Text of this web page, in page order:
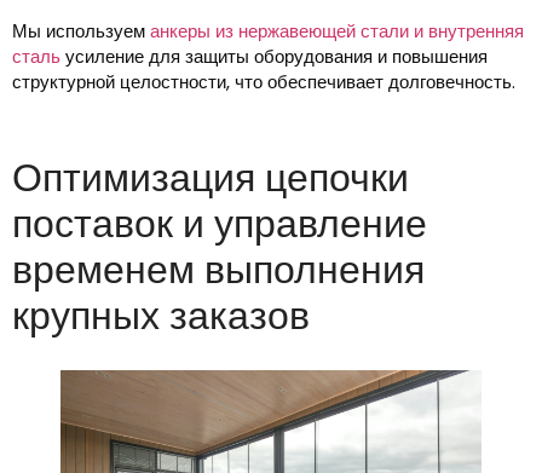
Мы используеманкеры из нержавеющей стали и внутренняя
стальусиление для защиты оборудования и повышения
структурной целостности, что обеспечивает долговечность.
Оптимизация цепочки
поставок и управление
временем выполнения
крупных заказов